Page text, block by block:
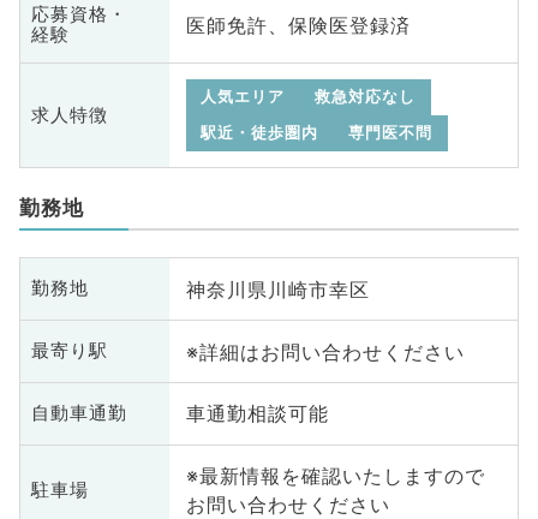
応募資格・
経験
医師免許、保険医登録済
求人特徴
人気エリア
救急対応なし
駅近・徒歩圏内
専門医不問
勤務地
勤務地 神奈川県川崎市幸区
最寄り駅 ※詳細はお問い合わせください
自動車通勤 車通勤相談可能
駐車場
※最新情報を確認いたしますので
お問い合わせください